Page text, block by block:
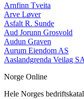
Arnfinn Tveita
Arve Løver
Asfalt R. Sunde
Aud Jorunn Grosvold
Audun Graven
Aurum Eiendom AS
Aaslandgrenda Veilag SA
Norge Online
Hele Norges